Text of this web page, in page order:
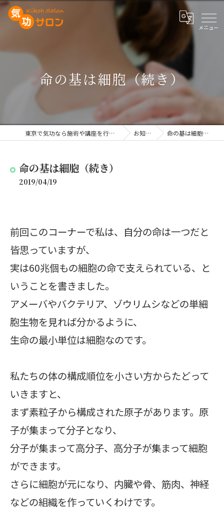
命の基は細胞（続き）
東京で気功なら施術や講座を行う気功サロン お知らせ 命の基は細胞（続き）
命の基は細胞（続き）
2019/04/19
前回このコーナーで私は、自分の命は一つだと
皆思っていますが、
実は60兆個もの細胞の命で支えられている、と
いうことを書きました。
アメーバやバクテリア、ゾウリムシなどの単細
胞生物を見れば分かるように、
生命の最小単位は細胞なのです。
私たちの体の構成順位を小さい方からたどって
いきますと、
まず素粒子から構成された原子があります。原
子が集まって分子となり、
分子が集まって高分子、高分子が集まって細胞
ができます。
さらに細胞が元になり、内臓や骨、筋肉、神経
などの組織を作っていくわけです。